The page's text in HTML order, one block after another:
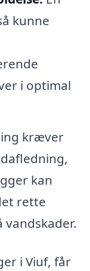
kunne
i optimal
kræver
kan
rette
i Viuf, får